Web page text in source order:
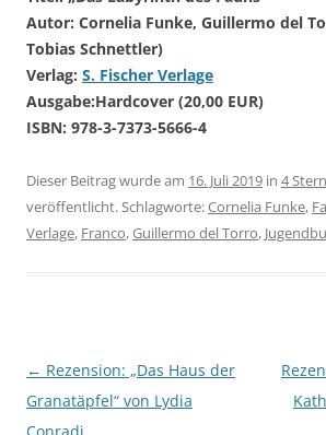
Autor: Cornelia Funke, Guillermo del
Tobias Schnettler)
Verlag: S. Fischer Verlage
Ausgabe:Hardcover (20,00 EUR)
ISBN: 978-3-7373-5666-4
Dieser Beitrag wurde am 16. Juli 2019 in 4
veröffentlicht. Schlagworte:Cornelia Funke,
Verlage, Franco,Guillermo del Torro,
Beitragsnavigation
← Rezension: „Das Haus der
Granatäpfel“ von Lydia